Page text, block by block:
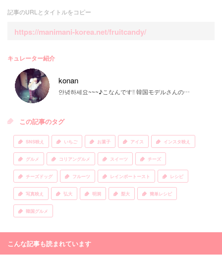
記事のURLとタイトルをコピー
https://manimani-korea.net/fruitcandy/
キュレーター紹介
konan
안녕하세요~~~♪こなんです‼ 韓国モデルさんの大ファンです♡ご質問等はお気軽にDMまで♡
この記事のタグ
SNS映え いちご お菓子 アイス インスタ映え
グルメ コリアングルメ スイーツ チーズ
チーズドッグ フルーツ レインボートースト レシピ
写真映え 弘大 明洞 梨大 簡単レシピ
韓国グルメ
こんな記事も読まれています